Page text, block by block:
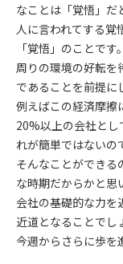
なことは「覚悟」だ
人に言われてする覚
「覚悟」のことです。
周りの環境の好転を
であることを前提に
例えばこの経済摩擦
20%以上の会社とし
れが簡単ではないの
そんなことができる
な時期だからかと思
会社の基礎的な力を
近道となることでし
今週からさらに歩を